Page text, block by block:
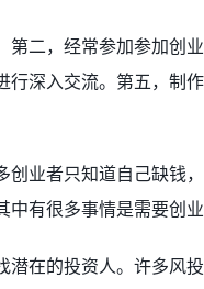
第二，经常参加参加创
行深入交流。第五，制
创业者只知道自己缺钱
有很多事情是需要创业
潜在的投资人。许多风